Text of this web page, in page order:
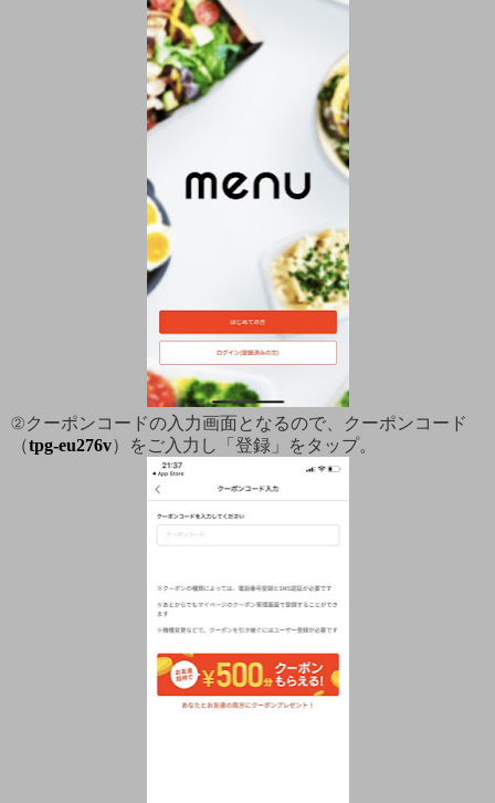
②クーポンコードの入力画面となるので、クーポンコード
（tpg-eu276v）をご入力し「登録」をタップ。